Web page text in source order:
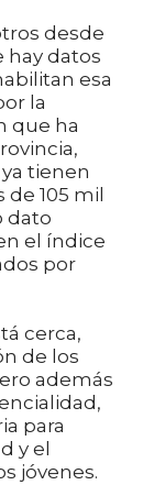
desde
hay datos
esa
la
que ha
tienen
105 mil
dato
el índice
por
cerca,
de los
además
para
y el
jóvenes.